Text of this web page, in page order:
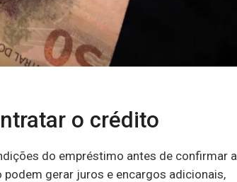
o crédito
do empréstimo antes de confirmar a
gerar juros e encargos adicionais,